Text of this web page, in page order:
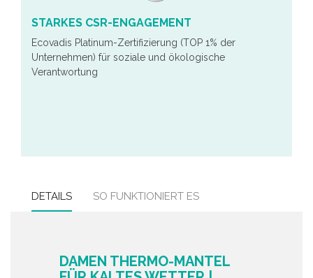
STARKES CSR-ENGAGEMENT
Ecovadis Platinum-Zertifizierung (TOP 1% der
Unternehmen) für soziale und ökologische
Verantwortung
DETAILS SO FUNKTIONIERT ES
DAMEN THERMO-MANTEL